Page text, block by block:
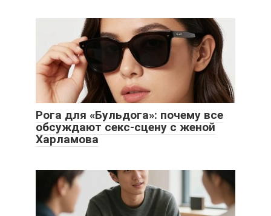
Рога для «Бульдога»: почему все
обсуждают секс-сцену с женой
Харламова